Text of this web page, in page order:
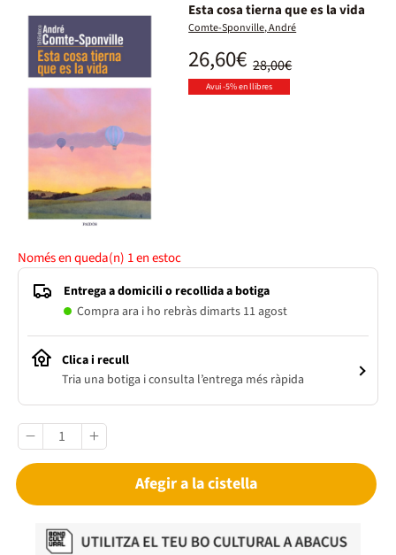
Esta cosa tierna que es la vida
Comte-Sponville, André
28,00€
26,60€
Avui -5% en llibres
Només en queda(n) 1en estoc
Entrega a domicili o recollida a botiga
Compra ara i ho rebràs dimarts 11 agost
Clica i recull
Tria una botiga i consulta l’entrega més ràpida
Afegir a la cistella